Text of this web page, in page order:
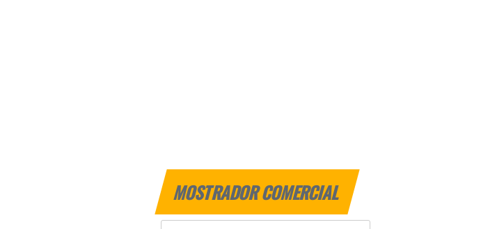
MOSTRADOR COMERCIAL